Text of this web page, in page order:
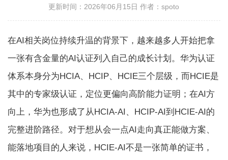
更新时间：2026年06月15日作者：spoto
在AI相关岗位持续升温的背景下，越来越多人开始把拿
一张有含金量的AI认证列入自己的成长计划。华为认证
体系本身分为HCIA、HCIP、HCIE三个层级，而HCIE是
其中的专家级认证，定位更偏向高阶能力证明；在AI方
向上，华为也形成了从HCIA-AI、HCIP-AI到HCIE-AI的
完整进阶路径。对于想从会一点AI走向真正能做方案、
能落地项目的人来说，HCIE-AI不是一张简单的证书，